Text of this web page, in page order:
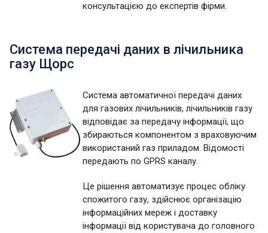
консультацією до експертів фірми.
Система передачі даних в лічильника
газу Щорс
Система автоматичної передачі даних
для газових лічильників, лічильників газу
відповідає за передачу інформації, що
збираються компонентом з враховуючим
використаний газ приладом. Відомості
передають по GPRS каналу.
Це рішення автоматизує процес обліку
спожитого газу, здійснює організацію
інформаційних мереж і доставку
інформації від користувача до головного